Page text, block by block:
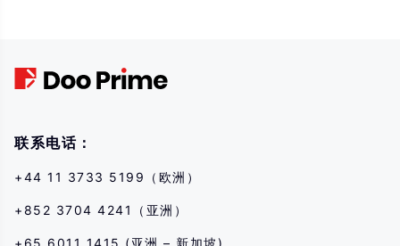
联系电话：
+44 11 3733 5199（欧洲）
+852 3704 4241（亚洲）
+65 6011 1415 (亚洲 – 新加坡)